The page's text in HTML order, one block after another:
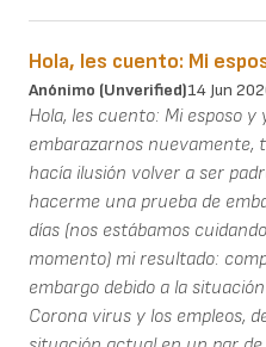
Hola, les cuento: Mi
Anónimo (unverified)14 Jun
Hola, les cuento: Mi esposo
embarazarnos nuevamente,
hacía ilusión volver a ser
hacerme una prueba de
días (nos estábamos
momento) mi resultado:
embargo debido a la
Corona virus y los empleos,